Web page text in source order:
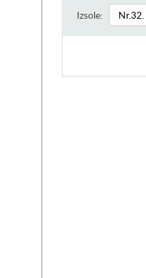
Izsole: